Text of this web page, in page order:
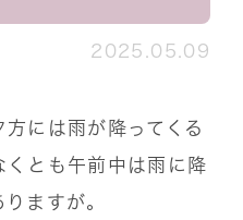
2025.05.09
には雨が降ってくる
とも午前中は雨に降
ますが。